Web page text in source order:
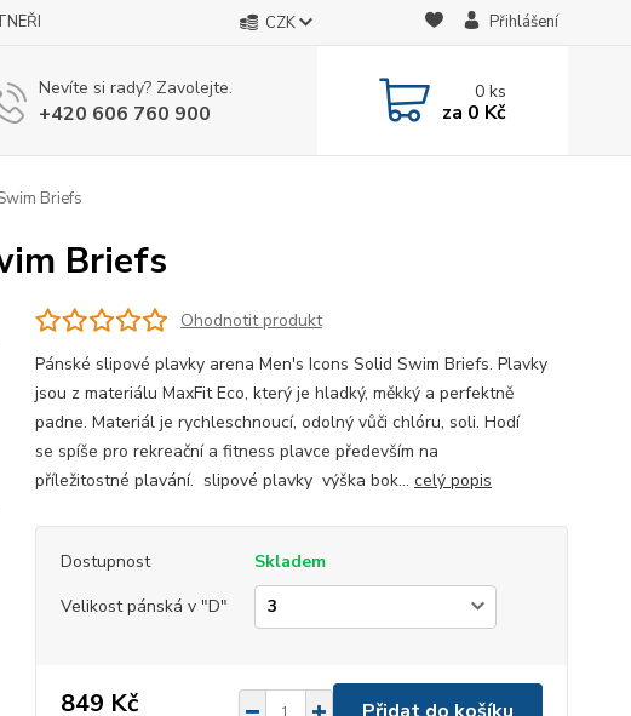
CZK Přihlášení
Nevíte si rady? Zavolejte.
+420 606 760 900
0ks
za 0 Kč
Briefs
Briefs
Ohodnotit produkt
Pánské slipové plavky arena Men's Icons Solid Swim Briefs. Plavky
jsou z materiálu MaxFit Eco, který je hladký, měkký a perfektně
padne. Materiál je rychleschnoucí, odolný vůči chlóru, soli. Hodí
se spíše pro rekreační a fitness plavce především na
příležitostné plavání. slipové plavky výška bok... celý popis
Dostupnost
Skladem
Velikost pánská v "D"
849 Kč